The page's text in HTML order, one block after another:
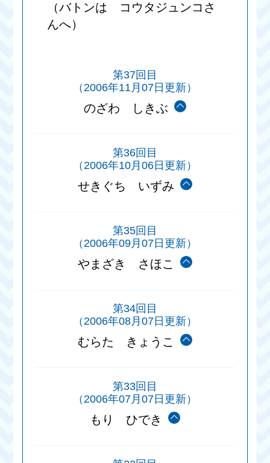
（バトンは コウタジュンコさ
んへ）
第37回目
（2006年11月07日更新）
のざわ しきぶ
第36回目
（2006年10月06日更新）
せきぐち いずみ
第35回目
（2006年09月07日更新）
やまざき さほこ
第34回目
（2006年08月07日更新）
むらた きょうこ
第33回目
（2006年07月07日更新）
もり ひでき